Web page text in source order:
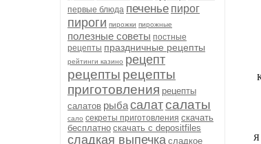
первые блюда печенье пирог
пироги пирожки пирожные
полезные советы постные
рецепты праздничные рецепты
рейтинги казино рецепт
рецепты рецепты
приготовления рецепты
салатов рыбасалатсалаты
сало секреты приготовления скачать
бесплатно скачать с depositfiles
сладкая выпечка сладкое
Я